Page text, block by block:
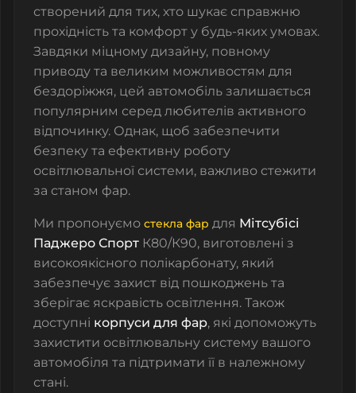
створений для тих, хто шукає справжню
прохідність та комфорт у будь-яких умовах.
Завдяки міцному дизайну, повному
приводу та великим можливостям для
бездоріжжя, цей автомобіль залишається
популярним серед любителів активного
відпочинку. Однак, щоб забезпечити
безпеку та ефективну роботу
освітлювальної системи, важливо стежити
за станом фар.
Ми пропонуємо стекла фар для Мітсубісі
Паджеро Спорт К80/К90, виготовлені з
високоякісного полікарбонату, який
забезпечує захист від пошкоджень та
зберігає яскравість освітлення. Також
доступні корпуси для фар, які допоможуть
захистити освітлювальну систему вашого
автомобіля та підтримати її в належному
стані.